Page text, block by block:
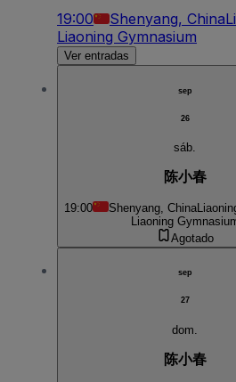
19:00 Shenyang, China
Liaoning Gymnasium
Ver entradas
sep
26
sáb.
陈小春
19:00 Shenyang, China
Liaoning
Agotado
sep
27
dom.
陈小春